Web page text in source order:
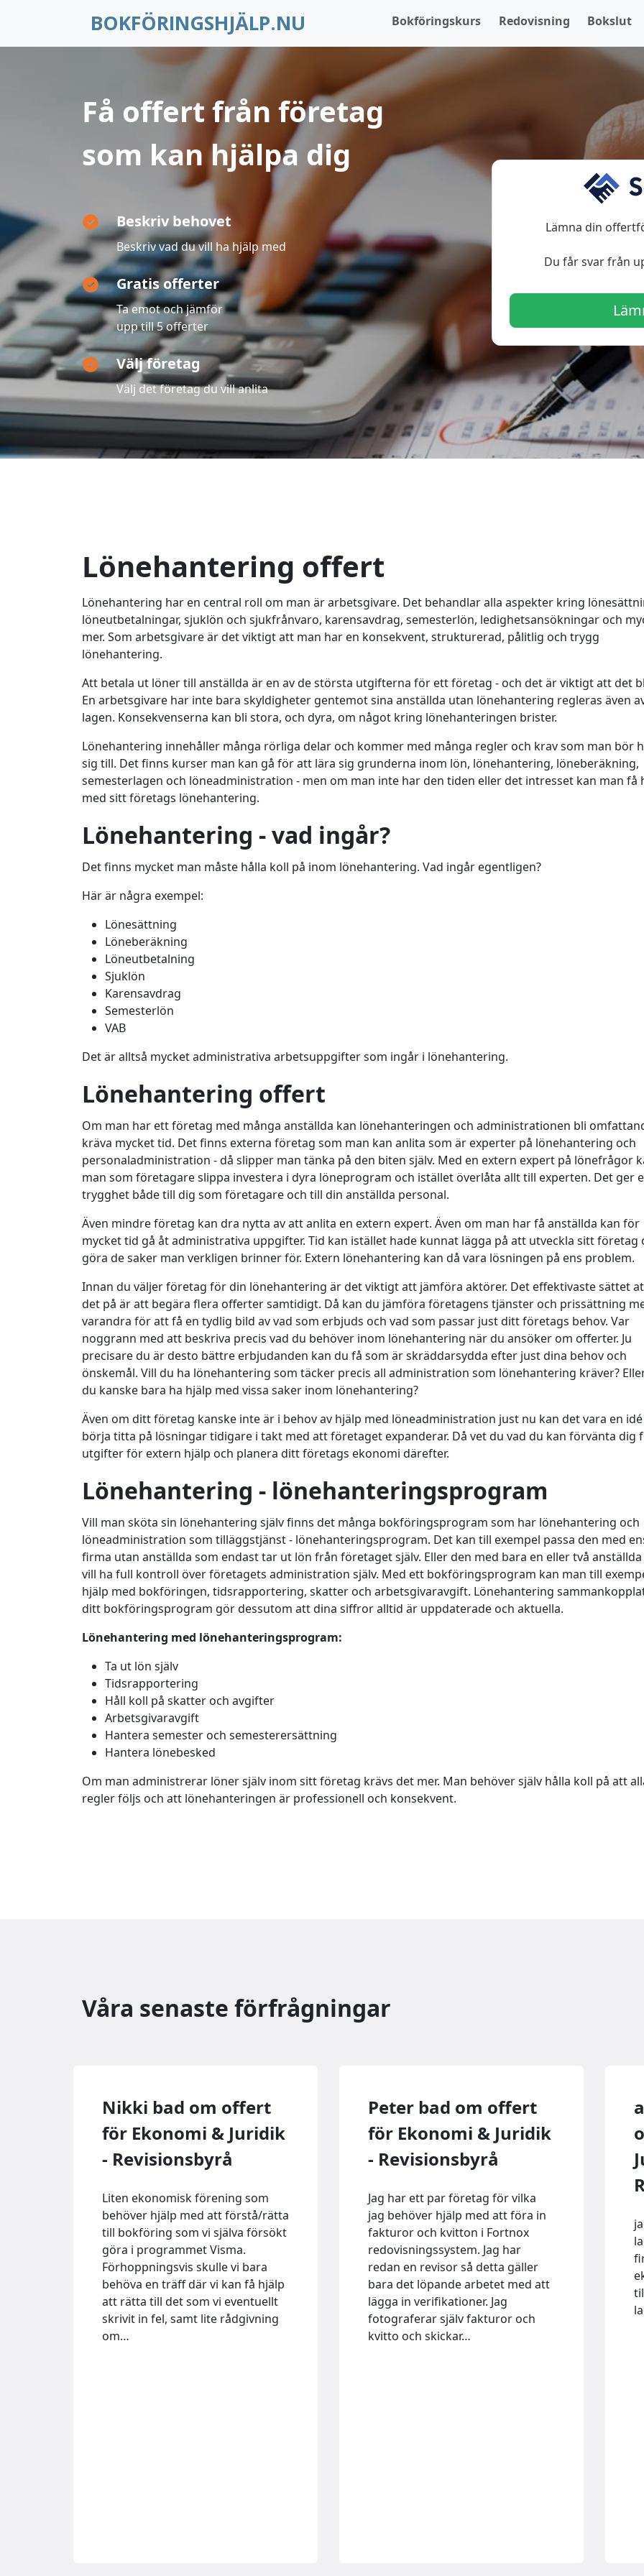
BOKFÖRINGSHJÄLP.NU Bokföringskurs Redovisning Bokslut
Få offert från företag
som kan hjälpa dig
Beskriv behovet
Beskriv vad du vill ha hjälp med
Gratis offerter
Ta emot och jämför
upp till 5 offerter
Välj företag
Välj det företag du vill anlita
Lämna din
Du får svar från
Lönehantering offert
Lönehantering har en central roll om man är arbetsgivare. Det behandlar alla aspekter kring
löneutbetalningar, sjuklön och sjukfrånvaro, karensavdrag, semesterlön, ledighetsansökningar och
mer. Som arbetsgivare är det viktigt att man har en konsekvent, strukturerad, pålitlig och trygg
lönehantering.
Att betala ut löner till anställda är en av de största utgifterna för ett företag - och det är viktigt att det
En arbetsgivare har inte bara skyldigheter gentemot sina anställda utan lönehantering regleras även
lagen. Konsekvenserna kan bli stora, och dyra, om något kring lönehanteringen brister.
Lönehantering innehåller många rörliga delar och kommer med många regler och krav som man bör
sig till. Det finns kurser man kan gå för att lära sig grunderna inom lön, lönehantering, löneberäkning,
semesterlagen och löneadministration - men om man inte har den tiden eller det intresset kan man få
med sitt företags lönehantering.
Lönehantering - vad ingår?
Det finns mycket man måste hålla koll på inom lönehantering. Vad ingår egentligen?
Här är några exempel:
Lönesättning
Löneberäkning
Löneutbetalning
Sjuklön
Karensavdrag
Semesterlön
VAB
Det är alltså mycket administrativa arbetsuppgifter som ingår i lönehantering.
Lönehantering offert
Om man har ett företag med många anställda kan lönehanteringen och administrationen bli
kräva mycket tid. Det finns externa företag som man kan anlita som är experter på lönehantering och
personaladministration - då slipper man tänka på den biten själv. Med en extern expert på lönefrågor
man som företagare slippa investera i dyra löneprogram och istället överlåta allt till experten. Det ger
trygghet både till dig som företagare och till din anställda personal.
Även mindre företag kan dra nytta av att anlita en extern expert. Även om man har få anställda kan för
mycket tid gå åt administrativa uppgifter. Tid kan istället hade kunnat lägga på att utveckla sitt företag
göra de saker man verkligen brinner för. Extern lönehantering kan då vara lösningen på ens problem.
Innan du väljer företag för din lönehantering är det viktigt att jämföra aktörer. Det effektivaste sättet
det på är att begära flera offerter samtidigt. Då kan du jämföra företagens tjänster och prissättning
varandra för att få en tydlig bild av vad som erbjuds och vad som passar just ditt företags behov. Var
noggrann med att beskriva precis vad du behöver inom lönehantering när du ansöker om offerter. Ju
precisare du är desto bättre erbjudanden kan du få som är skräddarsydda efter just dina behov och
önskemål. Vill du ha lönehantering som täcker precis all administration som lönehantering kräver?
du kanske bara ha hjälp med vissa saker inom lönehantering?
Även om ditt företag kanske inte är i behov av hjälp med löneadministration just nu kan det vara en
börja titta på lösningar tidigare i takt med att företaget expanderar. Då vet du vad du kan förvänta dig
utgifter för extern hjälp och planera ditt företags ekonomi därefter.
Lönehantering - lönehanteringsprogram
Vill man sköta sin lönehantering själv finns det många bokföringsprogram som har lönehantering och
löneadministration som tilläggstjänst - lönehanteringsprogram. Det kan till exempel passa den med
firma utan anställda som endast tar ut lön från företaget själv. Eller den med bara en eller två
vill ha full kontroll över företagets administration själv. Med ett bokföringsprogram kan man till
hjälp med bokföringen, tidsrapportering, skatter och arbetsgivaravgift. Lönehantering
ditt bokföringsprogram gör dessutom att dina siffror alltid är uppdaterade och aktuella.
Lönehantering med lönehanteringsprogram:
Ta ut lön själv
Tidsrapportering
Håll koll på skatter och avgifter
Arbetsgivaravgift
Hantera semester och semesterersättning
Hantera lönebesked
Om man administrerar löner själv inom sitt företag krävs det mer. Man behöver själv hålla koll på att
regler följs och att lönehanteringen är professionell och konsekvent.
Våra senaste förfrågningar
Nikki bad om offert
för Ekonomi & Juridik
- Revisionsbyrå
Liten ekonomisk förening som
behöver hjälp med att förstå/rätta
till bokföring som vi själva försökt
göra i programmet Visma.
Förhoppningsvis skulle vi bara
behöva en träff där vi kan få hjälp
att rätta till det som vi eventuellt
skrivit in fel, samt lite rådgivning
om…
Peter bad om offert
för Ekonomi & Juridik
- Revisionsbyrå
Jag har ett par företag för vilka
jag behöver hjälp med att föra in
fakturor och kvitton i Fortnox
redovisningssystem. Jag har
redan en revisor så detta gäller
bara det löpande arbetet med att
lägga in verifikationer. Jag
fotograferar själv fakturor och
kvitto och skickar…